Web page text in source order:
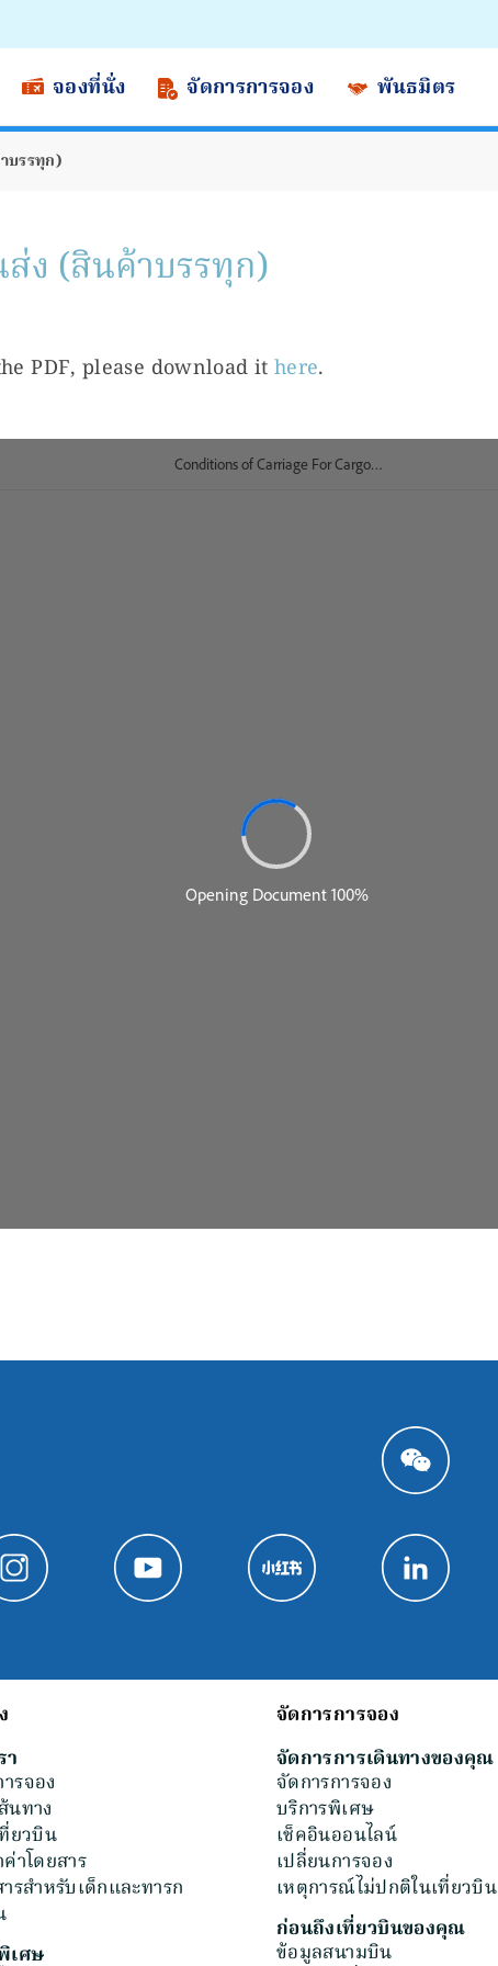
จองที่นั่ง จัดการการจอง พันธมิตร
บรรทุก)
ส่ง (สินค้าบรรทุก)
PDF, please download it here.
า
รจอง
นทาง
ยวบิน
าโดยสาร
รสําหรับเด็กและทารก
เศษ
จัดการการจอง
จัดการการเดินทางของคุณ
จัดการการจอง
บริการพิเศษ
เช็คอินออนไลน์
เปลี่ยนการจอง
เหตุการณ์ไม่ปกติในเที่ยวบิน
ก่อนถึงเที่ยวบินของคุณ
ข้อมูลสนามบิน